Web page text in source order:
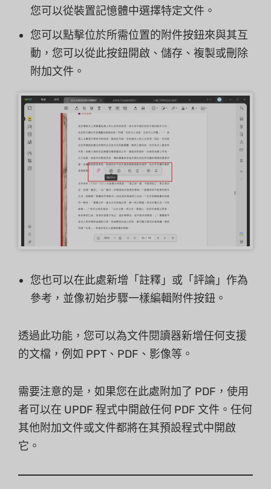
您可以從裝置記憶體中選擇特定文件。
您可以點擊位於所需位置的附件按鈕來與其互
動，您可以從此按鈕開啟、儲存、複製或刪除
附加文件。
您也可以在此處新增「註釋」或「評論」作為
參考，並像初始步驟一樣編輯附件按鈕。
透過此功能，您可以為文件閱讀器新增任何支援
的文檔，例如 PPT、PDF、影像等。
需要注意的是，如果您在此處附加了 PDF，使用
者可以在 UPDF 程式中開啟任何 PDF 文件。任何
其他附加文件或文件都將在其預設程式中開啟
它。